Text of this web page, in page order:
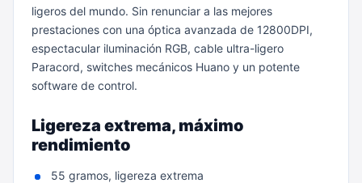
ligeros del mundo. Sin renunciar a las mejores
prestaciones con una óptica avanzada de 12800DPI,
espectacular iluminación RGB, cable ultra-ligero
Paracord, switches mecánicos Huano y un potente
software de control.
Ligereza extrema, máximo
rendimiento
55 gramos, ligereza extrema